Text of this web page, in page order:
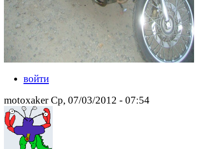
войти
motoxaker Ср, 07/03/2012 - 07:54